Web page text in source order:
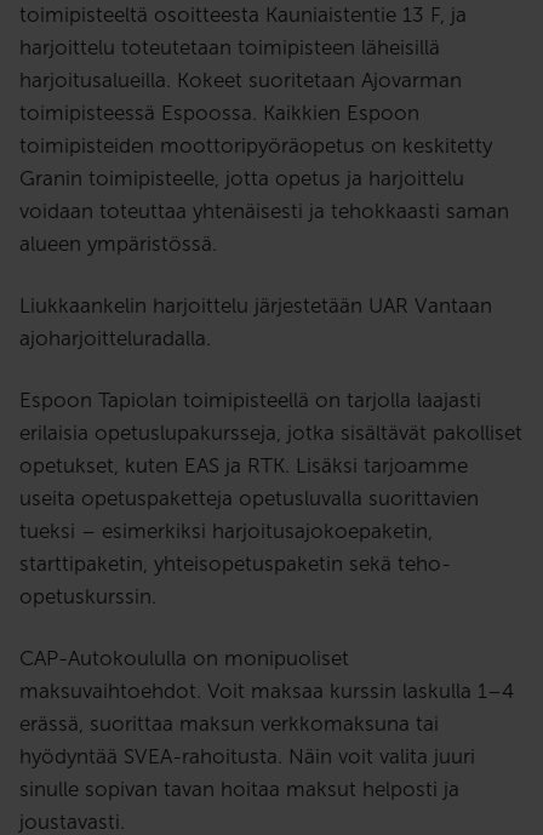
toimipisteeltä osoitteesta Kauniaistentie 13 F, ja
harjoittelu toteutetaan toimipisteen läheisillä
harjoitusalueilla. Kokeet suoritetaan Ajovarman
toimipisteessä Espoossa. Kaikkien Espoon
toimipisteiden moottoripyöräopetus on keskitetty
Granin toimipisteelle, jotta opetus ja harjoittelu
voidaan toteuttaa yhtenäisesti ja tehokkaasti saman
alueen ympäristössä.
Liukkaankelin harjoittelu järjestetään UAR Vantaan
ajoharjoitteluradalla.
Espoon Tapiolan toimipisteellä on tarjolla laajasti
erilaisia opetuslupakursseja, jotka sisältävät pakolliset
opetukset, kuten EAS ja RTK. Lisäksi tarjoamme
useita opetuspaketteja opetusluvalla suorittavien
tueksi – esimerkiksi harjoitusajokoepaketin,
starttipaketin, yhteisopetuspaketin sekä teho-
opetuskurssin.
CAP-Autokoululla on monipuoliset
maksuvaihtoehdot. Voit maksaa kurssin laskulla 1–4
erässä, suorittaa maksun verkkomaksuna tai
hyödyntää SVEA-rahoitusta. Näin voit valita juuri
sinulle sopivan tavan hoitaa maksut helposti ja
joustavasti.